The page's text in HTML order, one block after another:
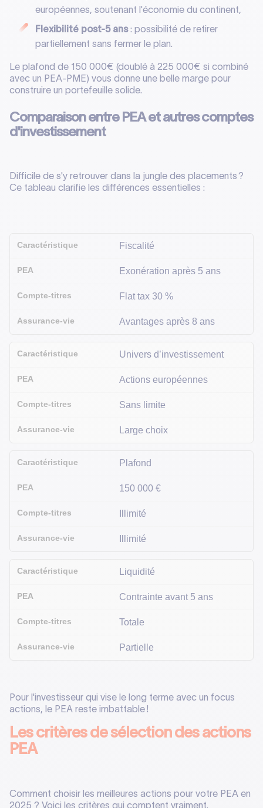
européennes, soutenant l'économie du continent,
Flexibilité post-5 ans: possibilité de retirer
partiellement sans fermer le plan.
Le plafond de 150 000€ (doublé à 225 000€ si combiné
avec un PEA-PME) vous donne une belle marge pour
construire un portefeuille solide.
Comparaison entre PEA et autres comptes
d'investissement
Difficile de s'y retrouver dans la jungle des placements ?
Ce tableau clarifie les différences essentielles :
Fiscalité
Exonération après 5 ans
Flat tax 30 %
Avantages après 8 ans
Univers d’investissement
Actions européennes
Sans limite
Large choix
Plafond
150 000 €
Illimité
Illimité
Liquidité
Contrainte avant 5 ans
Totale
Partielle
Pour l'investisseur qui vise le long terme avec un focus
actions, le PEA reste imbattable !
Les critères de sélection des actions
PEA
Comment choisir les meilleures actions pour votre PEA en
2025 ? Voici les critères qui comptent vraiment.